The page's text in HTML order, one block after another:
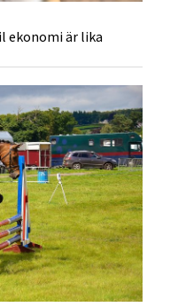
ekonomi är lika